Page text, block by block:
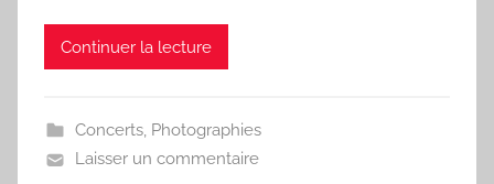
Continuer la lecture
Concerts, Photographies
Laisser un commentaire